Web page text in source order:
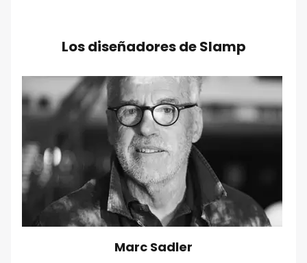
Los diseñadores de Slamp
Marc Sadler